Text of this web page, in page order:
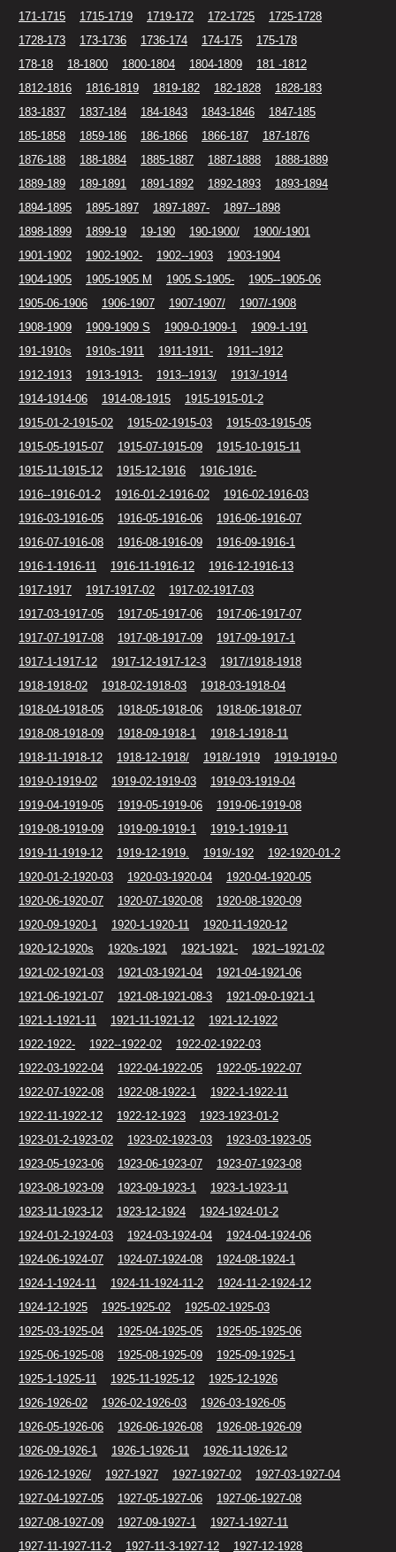
171-1715
1715-1719 1719-172 172-1725
1725-1728
1728-173
173-1736 1736-174 174-175
175-178
178-18
18-1800 1800-1804 1804-1809
181 -1812
1812-1816
1816-1819 1819-182 182-1828
1828-183
183-1837
1837-184 184-1843 1843-1846
1847-185
185-1858
1859-186 186-1866 1866-187
187-1876
1876-188
188-1884 1885-1887 1887-1888
1888-1889
1889-189
189-1891 1891-1892 1892-1893
1893-1894
1894-1895
1895-1897 1897-1897-
1897--1898
1898-1899
1899-19 19-190 190-1900/
1900/-1901
1901-1902
1902-1902- 1902--1903
1903-1904
1904-1905
1905-1905 M 1905 S-1905-
1905--1905-06
1905-06-1906
1906-1907 1907-1907/
1907/-1908
1908-1909
1909-1909 S 1909-0-1909-1
1909-1-191
191-1910s
1910s-1911 1911-1911-
1911--1912
1912-1913
1913-1913- 1913--1913/
1913/-1914
1914-1914-06
1914-08-1915
1915-1915-01-2
1915-01-2-1915-02
1915-02-1915-03
1915-03-1915-05
1915-05-1915-07
1915-07-1915-09
1915-10-1915-11
1915-11-1915-12
1915-12-1916
1916-1916-
1916--1916-01-2
1916-01-2-1916-02
1916-02-1916-03
1916-03-1916-05
1916-05-1916-06
1916-06-1916-07
1916-07-1916-08
1916-08-1916-09
1916-09-1916-1
1916-1-1916-11
1916-11-1916-12
1916-12-1916-13
1917-1917
1917-1917-02
1917-02-1917-03
1917-03-1917-05
1917-05-1917-06
1917-06-1917-07
1917-07-1917-08
1917-08-1917-09
1917-09-1917-1
1917-1-1917-12
1917-12-1917-12-3
1917/1918-1918
1918-1918-02
1918-02-1918-03
1918-03-1918-04
1918-04-1918-05
1918-05-1918-06
1918-06-1918-07
1918-08-1918-09
1918-09-1918-1
1918-1-1918-11
1918-11-1918-12
1918-12-1918/ 1918/-1919
1919-1919-0
1919-0-1919-02
1919-02-1919-03
1919-03-1919-04
1919-04-1919-05
1919-05-1919-06
1919-06-1919-08
1919-08-1919-09
1919-09-1919-1
1919-1-1919-11
1919-11-1919-12
1919-12-1919. 1919/-192
192-1920-01-2
1920-01-2-1920-03
1920-03-1920-04
1920-04-1920-05
1920-06-1920-07
1920-07-1920-08
1920-08-1920-09
1920-09-1920-1
1920-1-1920-11
1920-11-1920-12
1920-12-1920s
1920s-1921 1921-1921-
1921--1921-02
1921-02-1921-03
1921-03-1921-04
1921-04-1921-06
1921-06-1921-07
1921-08-1921-08-3
1921-09-0-1921-1
1921-1-1921-11
1921-11-1921-12
1921-12-1922
1922-1922-
1922--1922-02
1922-02-1922-03
1922-03-1922-04
1922-04-1922-05
1922-05-1922-07
1922-07-1922-08
1922-08-1922-1
1922-1-1922-11
1922-11-1922-12
1922-12-1923
1923-1923-01-2
1923-01-2-1923-02
1923-02-1923-03
1923-03-1923-05
1923-05-1923-06
1923-06-1923-07
1923-07-1923-08
1923-08-1923-09
1923-09-1923-1
1923-1-1923-11
1923-11-1923-12
1923-12-1924
1924-1924-01-2
1924-01-2-1924-03
1924-03-1924-04
1924-04-1924-06
1924-06-1924-07
1924-07-1924-08
1924-08-1924-1
1924-1-1924-11
1924-11-1924-11-2
1924-11-2-1924-12
1924-12-1925
1925-1925-02
1925-02-1925-03
1925-03-1925-04
1925-04-1925-05
1925-05-1925-06
1925-06-1925-08
1925-08-1925-09
1925-09-1925-1
1925-1-1925-11
1925-11-1925-12
1925-12-1926
1926-1926-02
1926-02-1926-03
1926-03-1926-05
1926-05-1926-06
1926-06-1926-08
1926-08-1926-09
1926-09-1926-1
1926-1-1926-11
1926-11-1926-12
1926-12-1926/
1927-1927 1927-1927-02
1927-03-1927-04
1927-04-1927-05
1927-05-1927-06
1927-06-1927-08
1927-08-1927-09
1927-09-1927-1
1927-1-1927-11
1927-11-1927-11-2
1927-11-3-1927-12 1927-12-1928